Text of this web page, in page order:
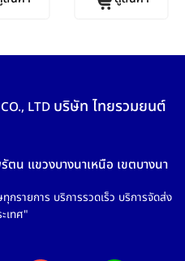
LTD บริษัท ไทยรวมยนต์
น แขวงบางนาเหนือ เขตบางนา
กรายการ บริการรวดเร็ว บริการจัดส่ง
เทศ"